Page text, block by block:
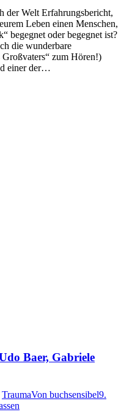
der Welt Erfahrungsbericht,
Leben einen Menschen,
begegnet oder begegnet ist?
die wunderbare
zum Hören!)
einer der…
Baer, Gabriele
TraumaVon buchsensibel9.